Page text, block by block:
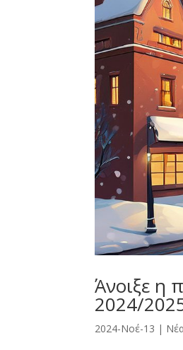
Άνοιξε η
2024/
2024-Νοέ-13 |